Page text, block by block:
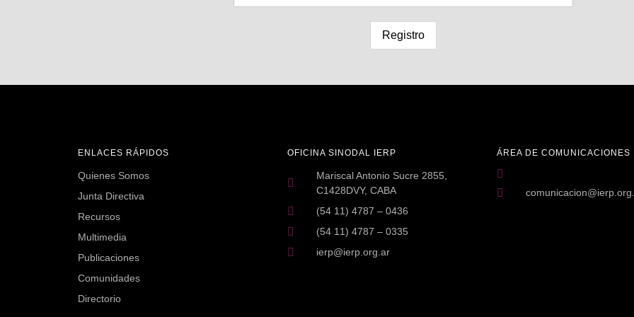
ENLACES RÁPIDOS
Quienes Somos
Junta Directiva
Recursos
Multimedia
Publicaciones
Comunidades
Directorio
OFICINA SINODAL IERP
Mariscal Antonio Sucre 2855,
C1428DVY, CABA
(54 11) 4787 – 0436
(54 11) 4787 – 0335
ierp@ierp.org.ar
ÁREA DE COMUNICACIONES